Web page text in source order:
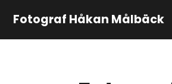
Fotograf Håkan Målbäck